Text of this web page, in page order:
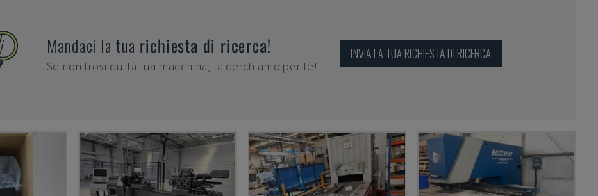
Mandaci la tua richiesta di ricerca!
Se non trovi qui la tua macchina, la cerchiamo per te!
INVIA LA TUA RICHIESTA DI RICERCA